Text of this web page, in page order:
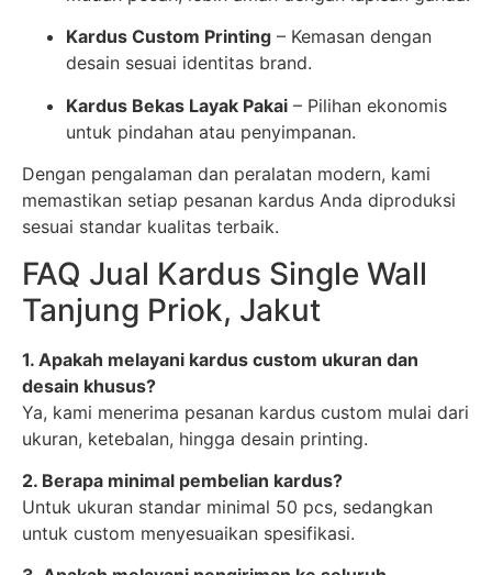
Kardus Custom Printing – Kemasan dengan
desain sesuai identitas brand.
Kardus Bekas Layak Pakai – Pilihan ekonomis
untuk pindahan atau penyimpanan.
Dengan pengalaman dan peralatan modern, kami
memastikan setiap pesanan kardus Anda diproduksi
sesuai standar kualitas terbaik.
FAQ Jual Kardus Single Wall
Tanjung Priok, Jakut
1. Apakah melayani kardus custom ukuran dan
desain khusus?
Ya, kami menerima pesanan kardus custom mulai dari
ukuran, ketebalan, hingga desain printing.
2. Berapa minimal pembelian kardus?
Untuk ukuran standar minimal 50 pcs, sedangkan
untuk custom menyesuaikan spesifikasi.